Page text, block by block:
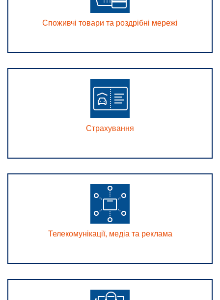
Споживчі товари та роздрібні мережі
Страхування
Телекомунікації, медіа та реклама